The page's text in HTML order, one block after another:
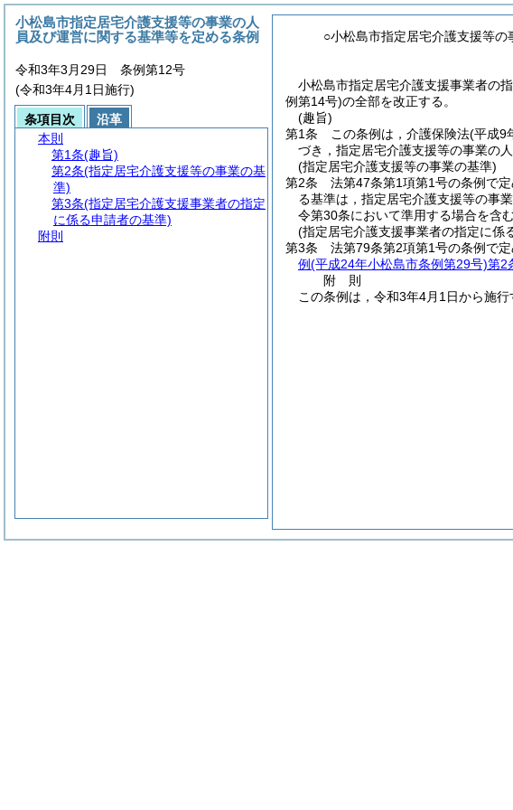
○小松島市指定居宅介護支援等
小松島市指定居宅介護支援事業者の
例第14号)の全部を改正する。
(趣旨)
第1条
この条例は，介護保険法(平成9
づき，指定居宅介護支援等の事業の
(指定居宅介護支援等の事業の基準)
第2条
法第47条第1項第1号の条例で
る基準は，指定居宅介護支援等の事
令第30条において準用する場合を含
(指定居宅介護支援事業者の指定に係
第3条
法第79条第2項第1号の条例で
例(平成24年小松島市条例第29号)第2
附 則
この条例は，令和3年4月1日から施行
小松島市指定居宅介護支援等の事業の人
員及び運営に関する基準等を定める条例
令和3年3月29日 条例第12号
(令和3年4月1日施行)
条項目次
沿革
本則
第1条(趣旨)
第2条(指定居宅介護支援等の事業の基
準)
第3条(指定居宅介護支援事業者の指定
に係る申請者の基準)
附則